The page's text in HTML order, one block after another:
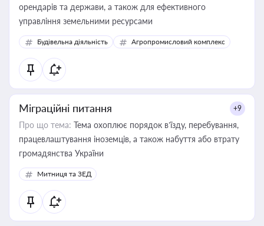
орендарів та держави, а також для ефективного
управління земельними ресурсами
Будівельна діяльність Агропромисловий комплекс
Міграційні питання +9
Про що тема: Тема охоплює порядок в’їзду, перебування,
працевлаштування іноземців, а також набуття або втрату
громадянства України
Митниця та ЗЕД